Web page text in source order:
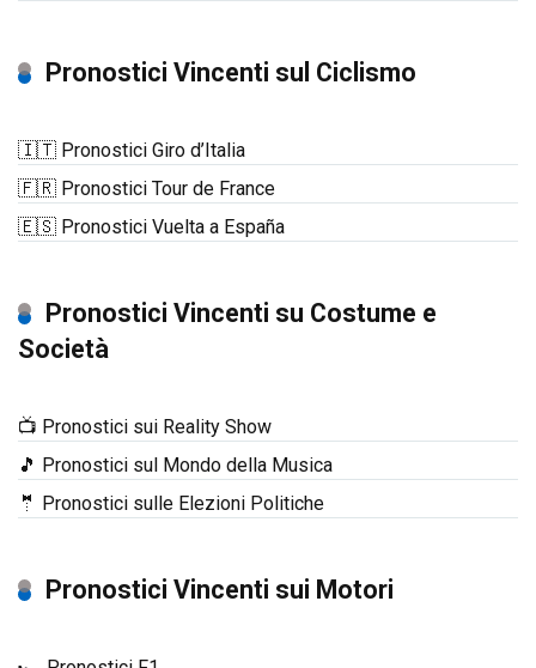
Pronostici Vincenti sul Ciclismo
🇮🇹 Pronostici Giro d’Italia
🇫🇷 Pronostici Tour de France
🇪🇸 Pronostici Vuelta a España
Pronostici Vincenti su Costume e
Società
📺 Pronostici sui Reality Show
🎵 Pronostici sul Mondo della Musica
🤵 Pronostici sulle Elezioni Politiche
Pronostici Vincenti sui Motori